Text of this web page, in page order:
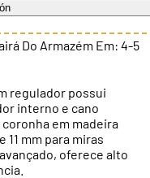
Do Armazém Em: 4-5
regulador possui
interno e cano
em madeira
mm para miras
oferece alto